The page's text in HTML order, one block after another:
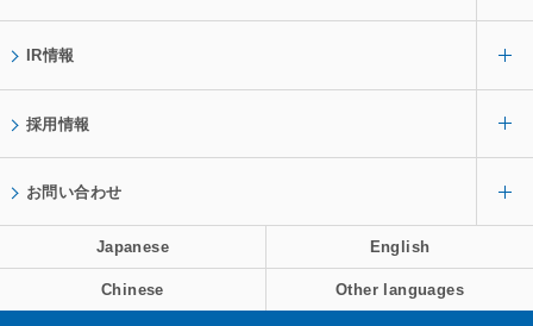
IR情報
採用情報
お問い合わせ
Japanese English
Chinese Other languages